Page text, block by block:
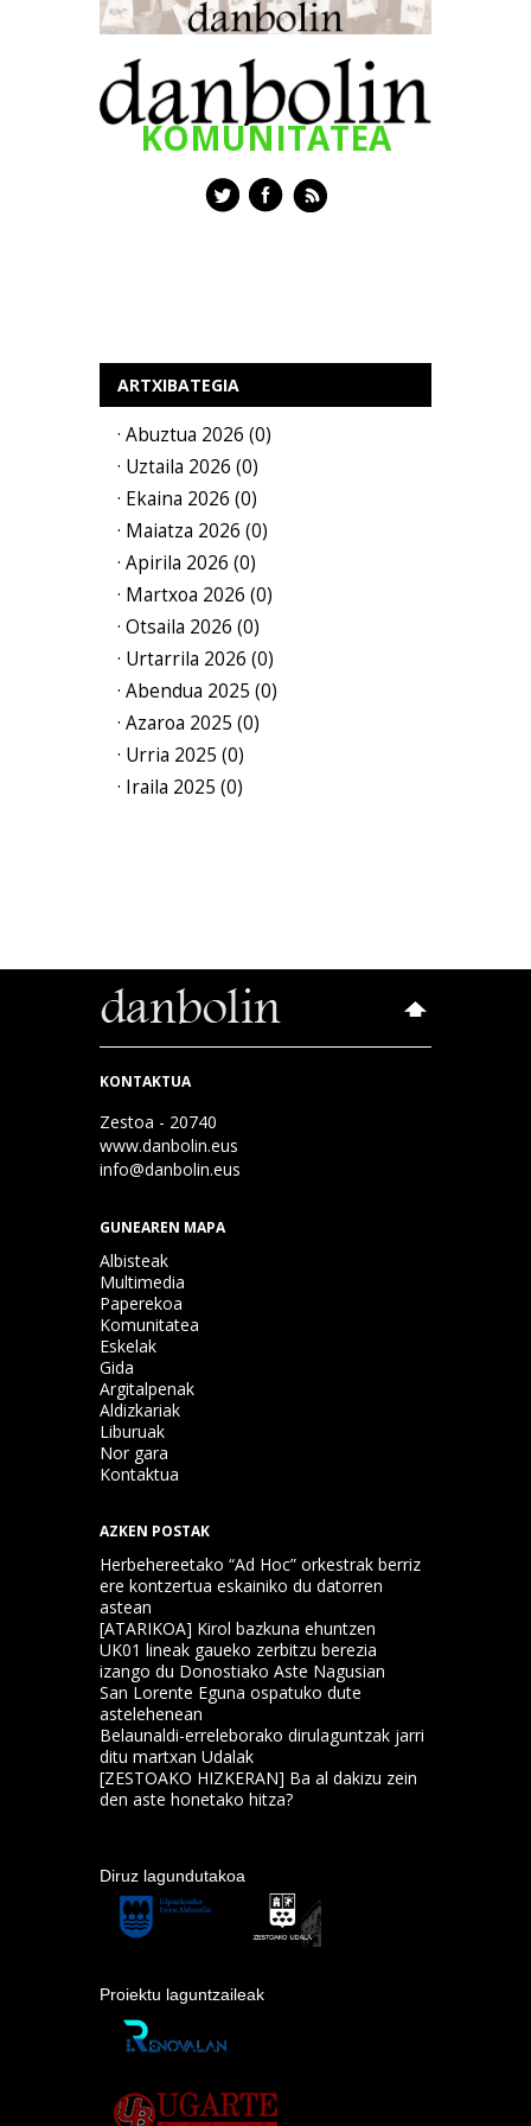
KOMUNITATEA
ARTXIBATEGIA
· Abuztua 2026 (0)
· Uztaila 2026 (0)
· Ekaina 2026 (0)
· Maiatza 2026 (0)
· Apirila 2026 (0)
· Martxoa 2026 (0)
· Otsaila 2026 (0)
· Urtarrila 2026 (0)
· Abendua 2025 (0)
· Azaroa 2025 (0)
· Urria 2025 (0)
· Iraila 2025 (0)
KONTAKTUA
Zestoa - 20740
www.danbolin.eus
info@danbolin.eus
GUNEAREN MAPA
Albisteak
Multimedia
Paperekoa
Komunitatea
Eskelak
Gida
Argitalpenak
Aldizkariak
Liburuak
Nor gara
Kontaktua
AZKEN POSTAK
Herbehereetako “Ad Hoc” orkestrak berriz
ere kontzertua eskainiko du datorren
astean
[ATARIKOA] Kirol bazkuna ehuntzen
UK01 lineak gaueko zerbitzu berezia
izango du Donostiako Aste Nagusian
San Lorente Eguna ospatuko dute
astelehenean
Belaunaldi-erreleborako dirulaguntzak jarri
ditu martxan Udalak
[ZESTOAKO HIZKERAN] Ba al dakizu zein
den aste honetako hitza?
Diruz lagundutakoa
Proiektu laguntzaileak